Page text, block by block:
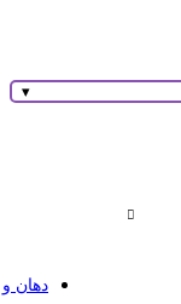
▾
دهان و